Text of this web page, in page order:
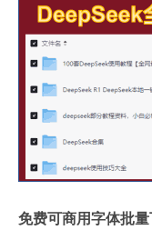
免费可商用字体批